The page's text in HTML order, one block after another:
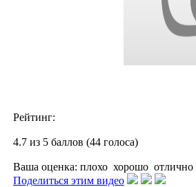
Рейтинг:
4.7 из 5 баллов (44 голоса)
Ваша оценка: плохо хорошо отлично
Поделиться этим видео